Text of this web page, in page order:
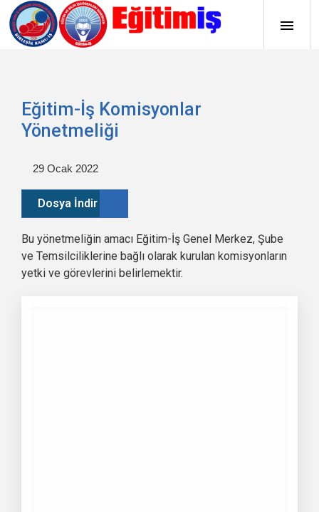
Eğitim-İş Komisyonlar
Yönetmeliği
29 Ocak 2022
Dosya İndir
Bu yönetmeliğin amacı Eğitim-İş Genel Merkez, Şube
ve Temsilciliklerine bağlı olarak kurulan komisyonların
yetki ve görevlerini belirlemektir.